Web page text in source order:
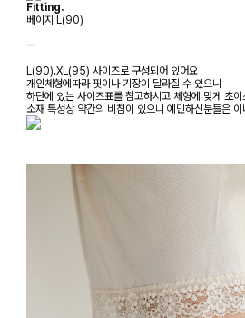
Fitting.
베이지 L(90)
ㅡ
L(90).XL(95) 사이즈로 구성되어 있어요
개인체형에따라 핏이나 기장이 달라질 수 있으니
하단에 있는 사이즈표를 참고하시고 체형에 맞게 초이
소재 특성상 약간의 비침이 있으니 예민하신분들은